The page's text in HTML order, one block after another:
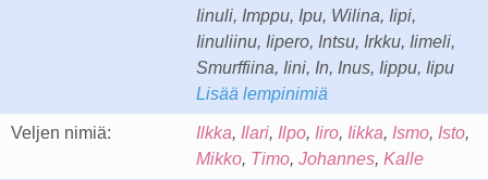
Iinuli, Imppu, Ipu, Wilina, Iipi,
Iinuliinu, Iipero, Intsu, Irkku, Iimeli,
Smurffiina, Iini, In, Inus, Iippu, Iipu
Lisää lempinimiä
Veljen nimiä: Ilkka, Ilari, Ilpo, Iiro, Iikka, Ismo, Isto,
Mikko, Timo, Johannes, Kalle